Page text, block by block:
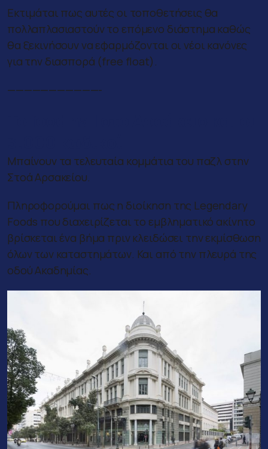
Εκτιμάται πως αυτές οι τοποθετήσεις θα
πολλαπλασιαστούν το επόμενο διάστημα καθώς
θα ξεκινήσουν να εφαρμόζονται οι νέοι κανόνες
για την διασπορά (free float).
———————————-
Μπαίνουν τα τελευταία κομμάτια του παζλ στην
Στοά Αρσακείου.
Πληροφορούμαι πως η διοίκηση της Legendary
Foods που διαχειρίζεται το εμβληματικό ακίνητο
βρίσκεται ένα βήμα πριν κλειδώσει την εκμίσθωση
όλων των καταστημάτων. Και από την πλευρά της
οδού Ακαδημίας.